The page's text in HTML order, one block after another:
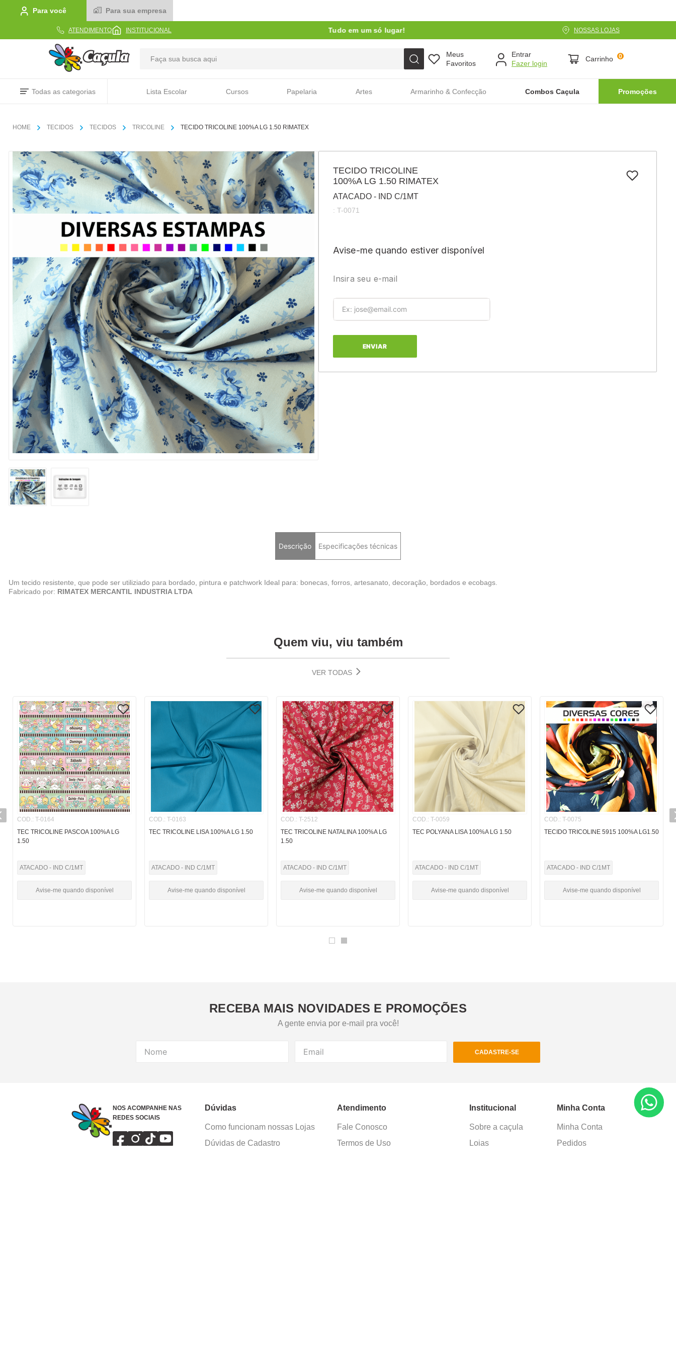
Para você Para sua empresa
ATENDIMENTO INSTITUCIONAL Tudo em um só lugar! NOSSAS LOJAS
Meus
Favoritos
Entrar
Carrinho 0
Todas as categorias Lista Escolar Cursos Papelaria Artes Armarinho & Confecção Combos Caçula Promoções
TECIDOS TECIDOS TRICOLINE TECIDO TRICOLINE 100%A LG 1.50 RIMATEX
TECIDO TRICOLINE
100%A LG 1.50 RIMATEX
ATACADO - IND C/1MT
: T-0071
Avise-me quando estiver disponível
Insira seu e-mail
ENVIAR
Descrição Especificações técnicas
Um tecido resistente, que pode ser utiliziado para bordado, pintura e patchwork Ideal para: bonecas, forros, artesanato, decoração, bordados e ecobags.
Fabricado por: RIMATEX MERCANTIL INDUSTRIA LTDA
Quem viu, viu também
VER TODAS
COD.: T-0164
TEC TRICOLINE PASCOA 100%A LG
1.50
ATACADO - IND C/1MT
Avise-me quando disponível
COD.: T-0163
TEC TRICOLINE LISA 100%A LG 1.50
ATACADO - IND C/1MT
Avise-me quando disponível
COD.: T-2512
TEC TRICOLINE NATALINA 100%A LG
1.50
ATACADO - IND C/1MT
Avise-me quando disponível
COD.: T-0059
TEC POLYANA LISA 100%A LG 1.50
ATACADO - IND C/1MT
Avise-me quando disponível
COD.: T-0075
TECIDO TRICOLINE 5915 100%A LG1.50
ATACADO - IND C/1MT
Avise-me quando disponível
RECEBA MAIS NOVIDADES E PROMOÇÕES
A gente envia por e-mail pra você!
CADASTRE-SE
NOS ACOMPANHE NAS
REDES SOCIAIS
Dúvidas
Como funcionam nossas Lojas
Dúvidas de Cadastro
Atendimento
Fale Conosco
Termos de Uso
Institucional
Sobre a caçula
Lojas
Minha Conta
Minha Conta
Pedidos
TERMOS MAIS BUSCADOS
4º tecido
5º caixa
papel
7º pincel
º cola
9º barbante
10º fita